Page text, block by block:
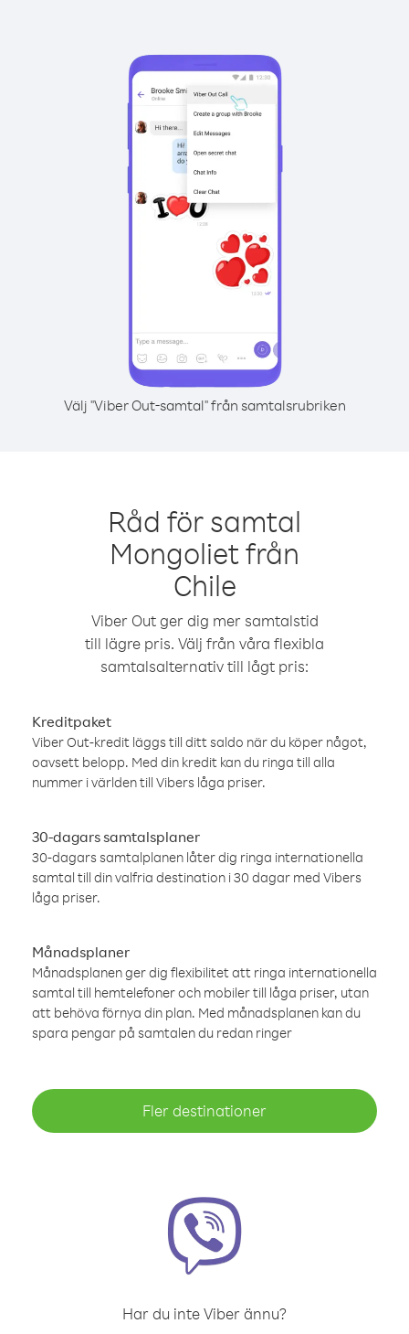
Välj "Viber Out-samtal" från samtalsrubriken
Råd för samtal
Mongoliet från
Chile
Viber Out ger dig mer samtalstid
till lägre pris. Välj från våra flexibla
samtalsalternativ till lågt pris:
Kreditpaket
Viber Out-kredit läggs till ditt saldo när du köper något,
oavsett belopp. Med din kredit kan du ringa till alla
nummer i världen till Vibers låga priser.
30-dagars samtalsplaner
30-dagars samtalplanen låter dig ringa internationella
samtal till din valfria destination i 30 dagar med Vibers
låga priser.
Månadsplaner
Månadsplanen ger dig flexibilitet att ringa internationella
samtal till hemtelefoner och mobiler till låga priser, utan
att behöva förnya din plan. Med månadsplanen kan du
spara pengar på samtalen du redan ringer
Fler destinationer
Har du inte Viber ännu?